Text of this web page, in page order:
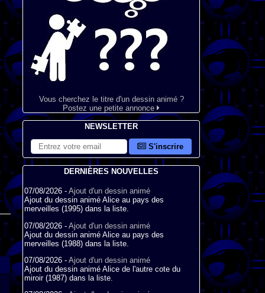
Vous cherchez le titre d'un dessin animé ?
Postez une petite annonce
NEWSLETTER
S'inscrire
DERNIÈRES NOUVELLES
07/08/2026 - Ajout d'un dessin animé
Ajout du dessin animé Alice au pays des
merveilles (1995) dans la liste.
07/08/2026 - Ajout d'un dessin animé
Ajout du dessin animé Alice au pays des
merveilles (1988) dans la liste.
07/08/2026 - Ajout d'un dessin animé
Ajout du dessin animé Alice de l'autre cote du
miroir (1987) dans la liste.